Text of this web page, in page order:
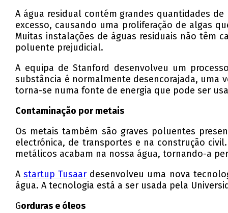
A água residual contém grandes quantidades
excesso, causando uma proliferação de algas
Muitas instalações de águas residuais não têm
poluente prejudicial.
A equipa de Stanford desenvolveu um
substância é normalmente desencorajada, uma
torna-se numa fonte de energia que pode ser
Contaminação por metais
Os metais também são graves poluentes
electrónica, de transportes e na construção
metálicos acabam na nossa água, tornando-a
Astartup Tusaar desenvolveu uma nova
água. A tecnologia está a ser usada pela
Gorduras e óleos